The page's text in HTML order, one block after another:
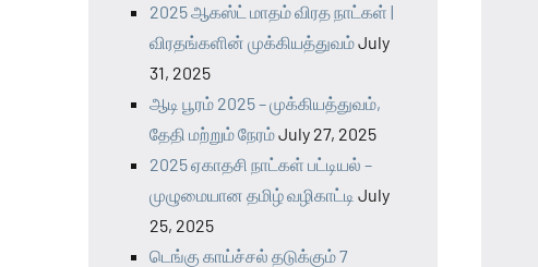
2025 ஆகஸ்ட் மாதம் விரத நாட்கள் |
விரதங்களின் முக்கியத்துவம்July
31, 2025
ஆடி பூரம் 2025 – முக்கியத்துவம்,
தேதி மற்றும் நேரம்July 27, 2025
2025 ஏகாதசி நாட்கள் பட்டியல் –
முழுமையான தமிழ் வழிகாட்டி July
25, 2025
டெங்கு காய்ச்சல் தடுக்கும் 7